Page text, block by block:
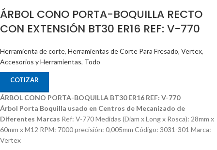
ÁRBOL CONO PORTA-BOQUILLA RECTO
CON EXTENSIÓN BT30 ER16 REF: V-770
Herramienta de corte, Herramientas de Corte Para Fresado, Vertex,
Accesorios y Herramientas, Todo
COTIZAR
ÁRBOL CONO PORTA-BOQUILLA BT30 ER16 REF: V-770
Árbol Porta Boquilla usado en Centros de Mecanizado de
Diferentes Marcas Ref: V-770 Medidas (Diam x Long x Rosca): 28mm x
60mm x M12 RPM: 7000 precisión: 0,005mm Código: 3031-301 Marca:
Vertex